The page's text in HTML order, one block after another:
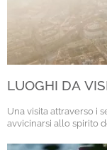
LUOGHI DA
Una visita attraverso i
avvicinarsi allo spirito